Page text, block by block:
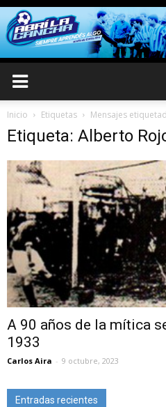
Inicio Etiquetas Mensajes
Etiqueta: Alberto
A 90 años de la mítica
1933
Carlos Aira - 9 octubre, 2023
Entradas recientes